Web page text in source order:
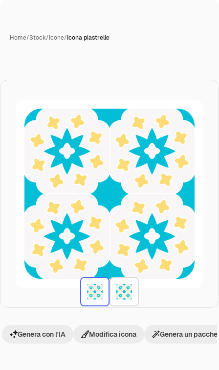
Home/Stock/Icone/Icona piastrelle
Genera con l'IA Modifica icona Genera un